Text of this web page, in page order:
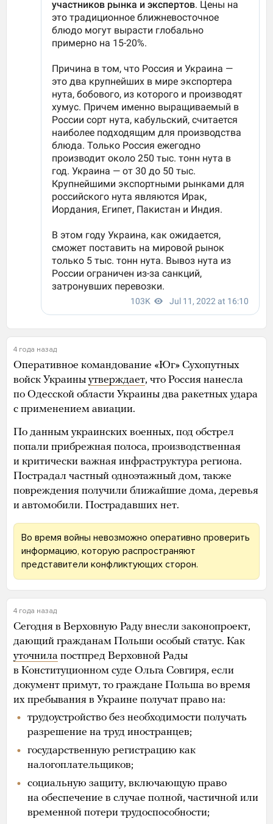
4 года назад
Оперативное командование «Юг» Сухопутных
войск Украины утверждает, что Россия нанесла
по Одесской области Украины два ракетных удара
с применением авиации.
По данным украинских военных, под обстрел
попали прибрежная полоса, производственная
и критически важная инфраструктура региона.
Пострадал частный одноэтажный дом, также
повреждения получили ближайшие дома, деревья
и автомобили. Пострадавших нет.
Во время войны невозможно оперативно проверить
информацию, которую распространяют
представители конфликтующих сторон.
4 года назад
Сегодня в Верховную Раду внесли законопроект,
дающий гражданам Польши особый статус. Как
уточнила постпред Верховной Рады
в Конституционном суде Ольга Совгиря, если
документ примут, то граждане Польша во время
их пребывания в Украине получат право на:
трудоустройство без необходимости получать
разрешение на труд иностранцев;
государственную регистрацию как
налогоплательщиков;
социальную защиту, включающую право
на обеспечение в случае полной, частичной или
временной потери трудоспособности;